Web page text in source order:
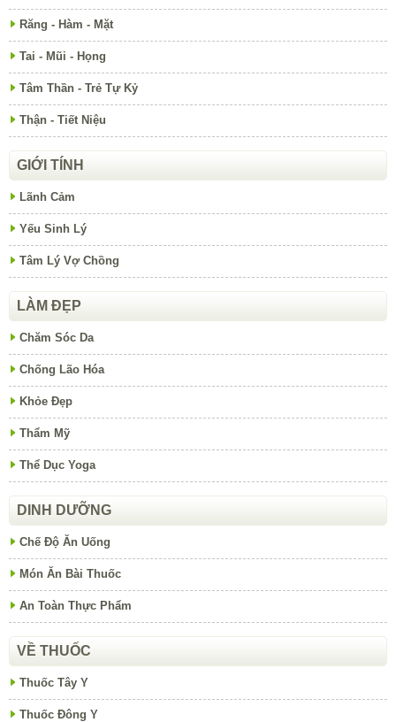
Răng - Hàm - Mặt
Tai - Mũi - Họng
Tâm Thần - Trẻ Tự Kỷ
Thận - Tiết Niệu
GIỚI TÍNH
Lãnh Cảm
Yếu Sinh Lý
Tâm Lý Vợ Chồng
LÀM ĐẸP
Chăm Sóc Da
Chống Lão Hóa
Khỏe Đẹp
Thẩm Mỹ
Thể Dục Yoga
DINH DƯỠNG
Chế Độ Ăn Uống
Món Ăn Bài Thuốc
An Toàn Thực Phẩm
VỀ THUỐC
Thuốc Tây Y
Thuốc Đông Y